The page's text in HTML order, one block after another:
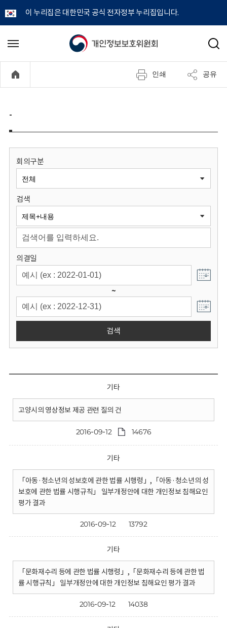
이 누리집은 대한민국 공식 전자정부 누리집입니다.
개
정
보
원
회
메
기
검
인쇄 공유
-
회의구분
검색
의결일
~
검색
기타
고양시의 영상정보 제공 관련 질의 건
2016-09-12 14676
기타
「아동·청소년의 성보호에 관한 법률 시행령」,「아동·청소년의 성
보호에 관한 법률 시행규칙」 일부개정안에 대한 개인정보 침해요인
평가 결과
2016-09-12 13792
기타
「문화재수리 등에 관한 법률 시행령」,「문화재수리 등에 관한 법
률 시행규칙」 일부개정안에 대한 개인정보 침해요인 평가 결과
2016-09-12 14038